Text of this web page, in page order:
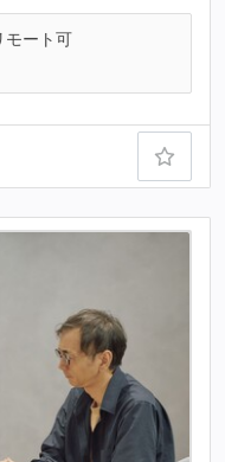
モート可